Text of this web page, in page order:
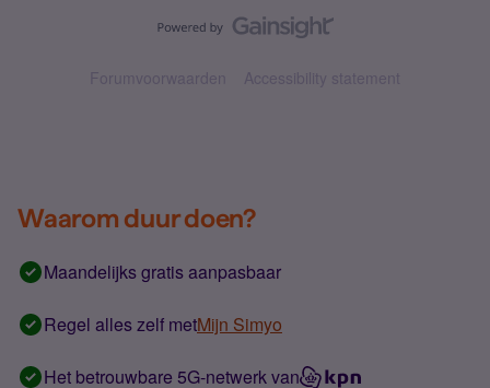
Forumvoorwaarden Accessibility statement
Waarom duur doen?
Maandelijks gratis aanpasbaar
Regel alles zelf metMijn Simyo
Het betrouwbare 5G-netwerk van